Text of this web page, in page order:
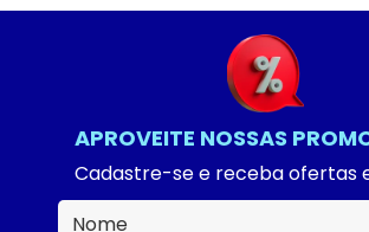
APROVEITE NOSSAS
Cadastre-se e receba ofertas